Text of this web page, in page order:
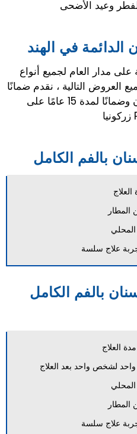
وعيد الأضحى
في الهند
مدار العام لجميع أنواع
العروض التالية ، نقدم ضمانًا
مدى الحياة على زراعة الأسنان وضمانًا لمدة 15 عامًا على
المطار
علاج سلسة
بالفم الكامل
العلاج
لشخص واحد بعد العلاج
المطار
علاج سلسة